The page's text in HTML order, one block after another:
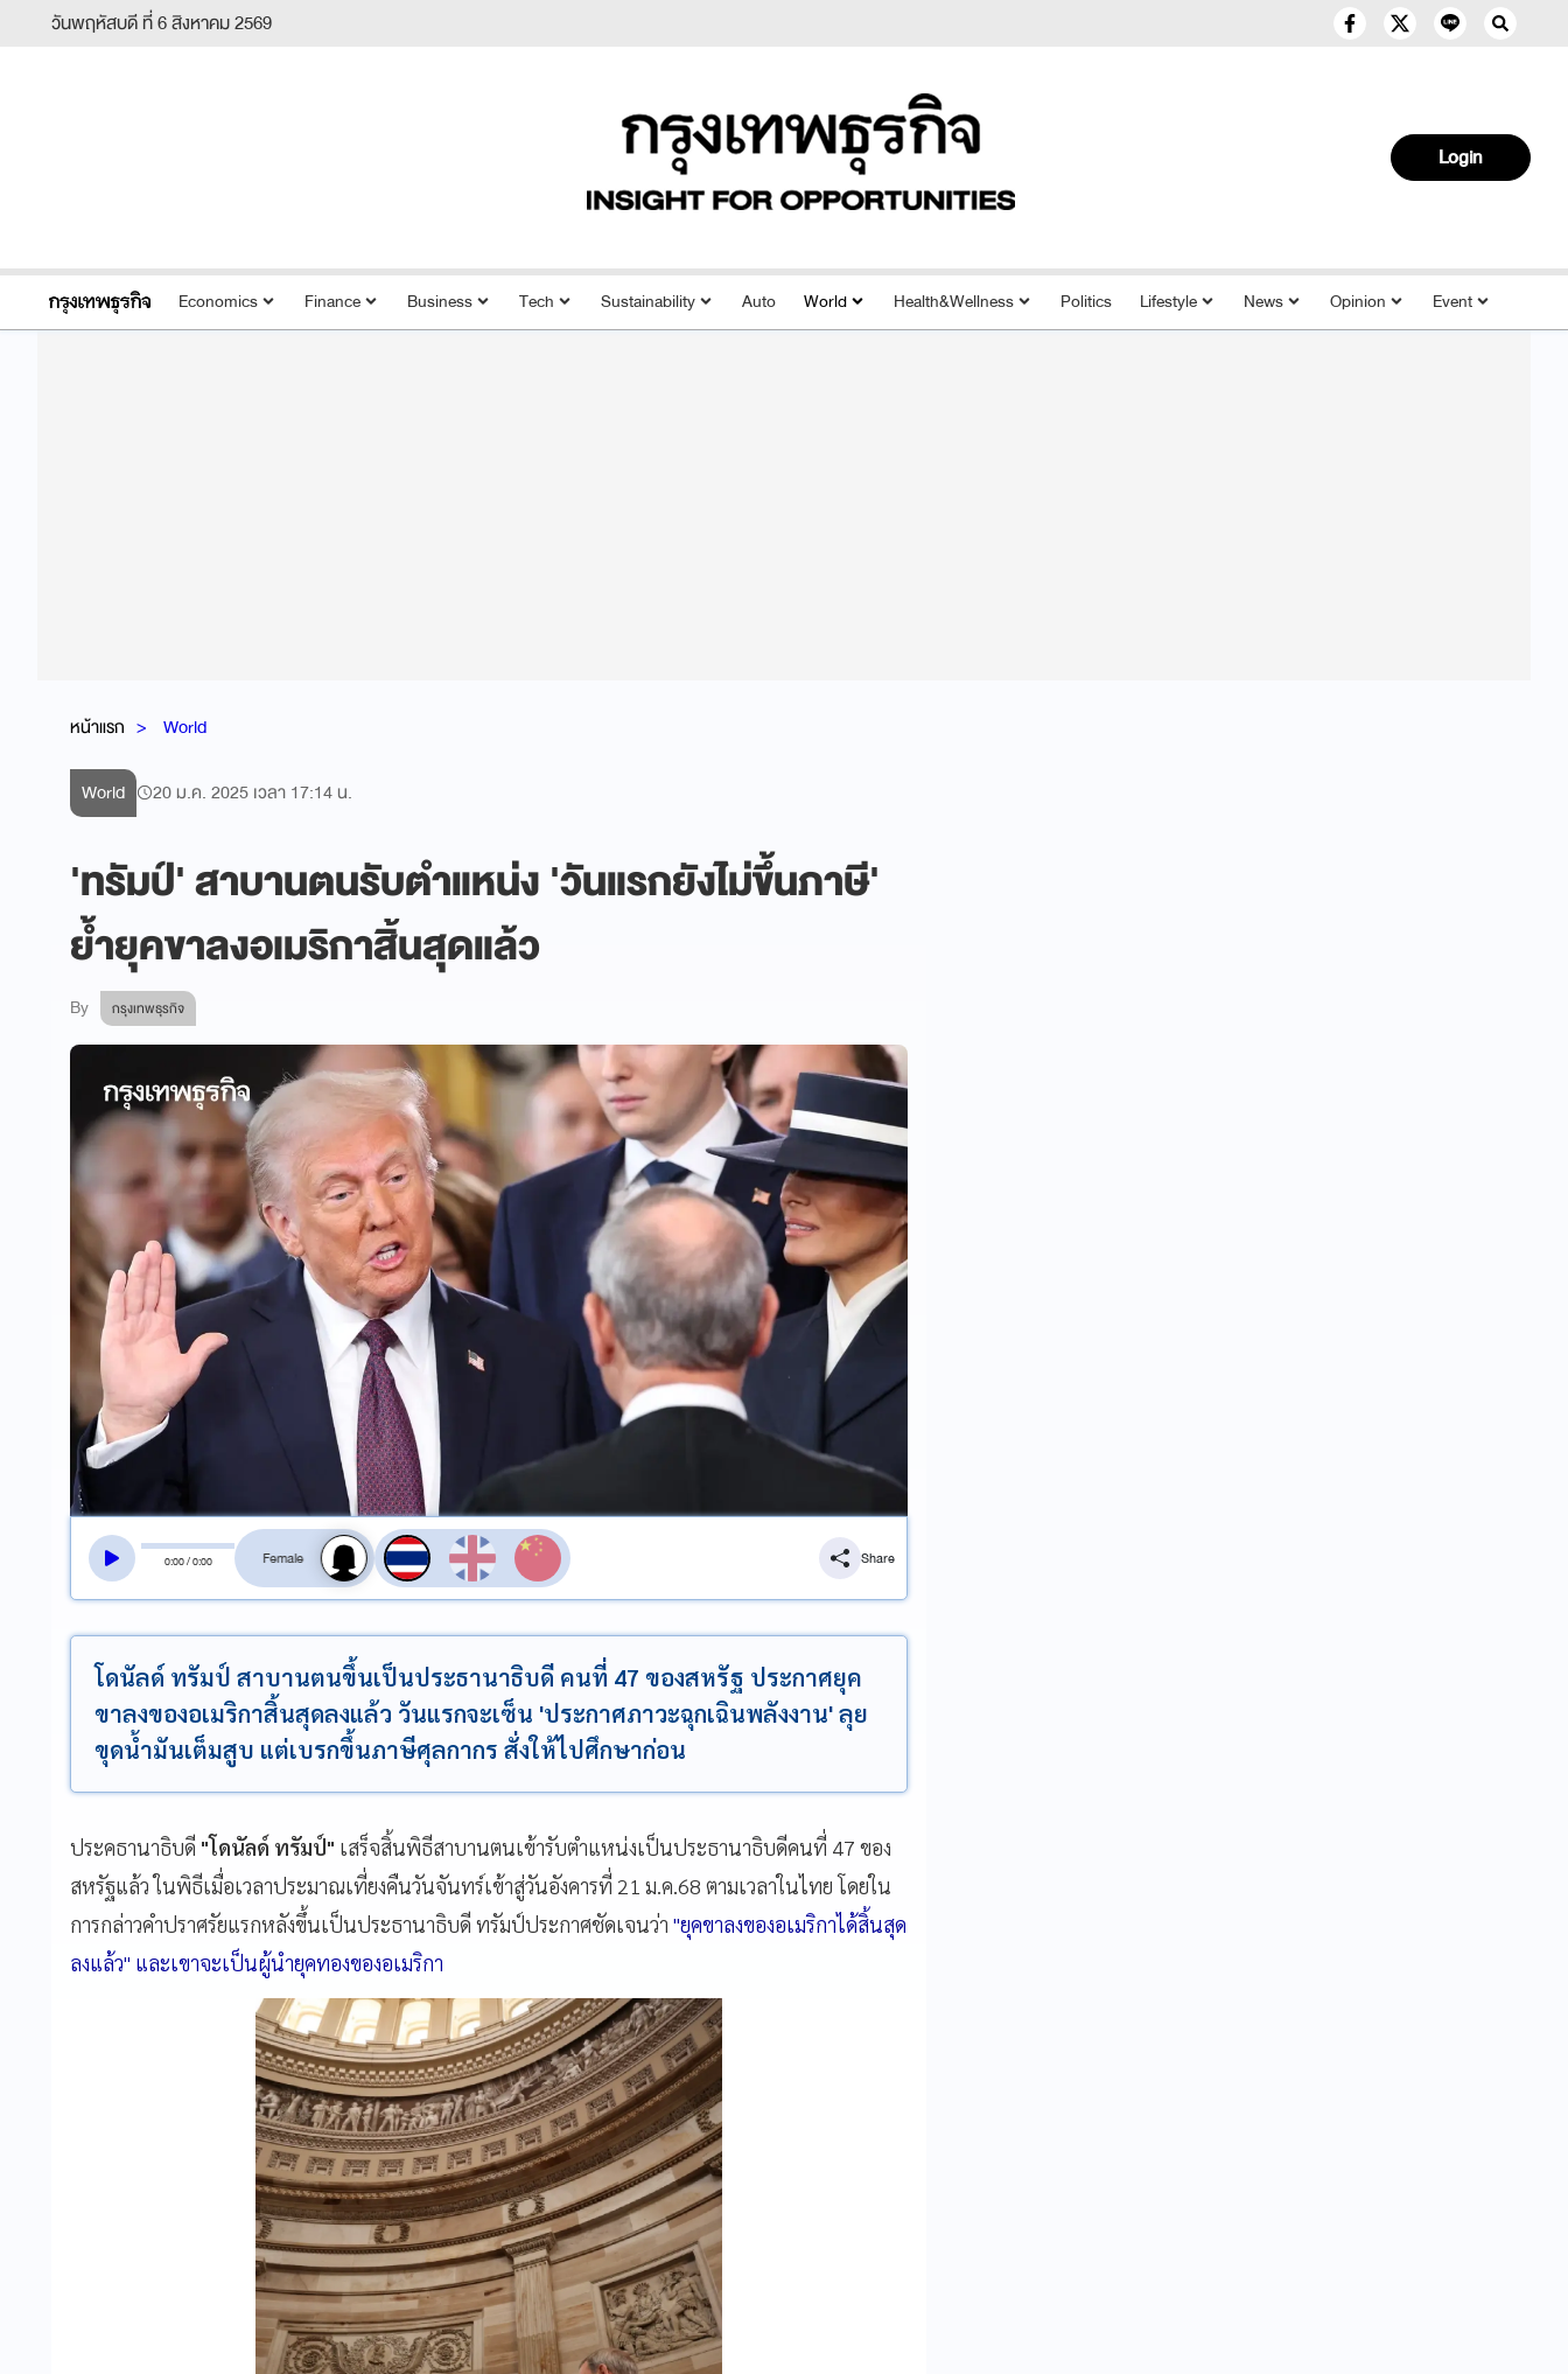
วันพฤหัสบดี ที่ 6 สิงหาคม 2569
Login
Economics Finance Business Tech Sustainability Auto World Health&Wellness Politics Lifestyle News Opinion Event
หน้าแรก World
World 20 ม.ค. 2025 เวลา 17:14 น.
'ทรัมป์' สาบานตนรับตำแหน่ง 'วันแรกยังไม่ขึ้นภาษี'
ย้ำยุคขาลงอเมริกาสิ้นสุดแล้ว
By กรุงเทพธุรกิจ
0:00/0:00
สลับเสียงอ่าน
Share
โดนัลด์ ทรัมป์ สาบานตนขึ้นเป็นประธานาธิบดี คนที่ 47 ของสหรัฐ ประกาศยุค
ขาลงของอเมริกาสิ้นสุดลงแล้ว วันแรกจะเซ็น 'ประกาศภาวะฉุกเฉินพลังงาน' ลุย
ขุดน้ำมันเต็มสูบ แต่เบรกขึ้นภาษีศุลกากร สั่งให้ไปศึกษาก่อน
ประคธานาธิบดี "โดนัลด์ ทรัมป์" เสร็จสิ้นพิธีสาบานตนเข้ารับตำแหน่งเป็นประธานาธิบดีคนที่ 47 ของ
สหรัฐแล้ว ในพิธีเมื่อเวลาประมาณเที่ยงคืนวันจันทร์เข้าสู่วันอังคารที่ 21 ม.ค.68 ตามเวลาในไทย โดยใน
การกล่าวคำปราศรัยแรกหลังขึ้นเป็นประธานาธิบดี ทรัมป์ประกาศชัดเจนว่า "ยุคขาลงของอเมริกาได้สิ้นสุด
ลงแล้ว" และเขาจะเป็นผู้นำยุคทองของอเมริกา